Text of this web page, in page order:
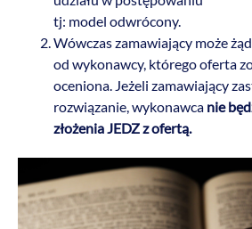
tj: model odwrócony.
Wówczas zamawiający może
od wykonawcy, którego oferta
oceniona. Jeżeli zamawiający
rozwiązanie, wykonawca nie
złożenia JEDZ z ofertą.